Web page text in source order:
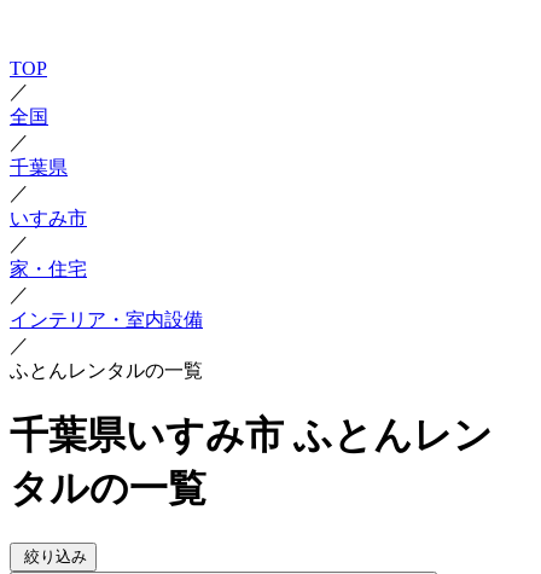
TOP
／
全国
／
千葉県
／
いすみ市
／
家・住宅
／
インテリア・室内設備
／
ふとんレンタルの一覧
千葉県いすみ市 ふとんレン
タルの一覧
絞り込み